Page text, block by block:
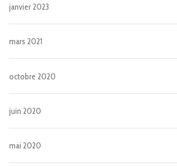
janvier 2023
mars 2021
octobre 2020
juin 2020
mai 2020